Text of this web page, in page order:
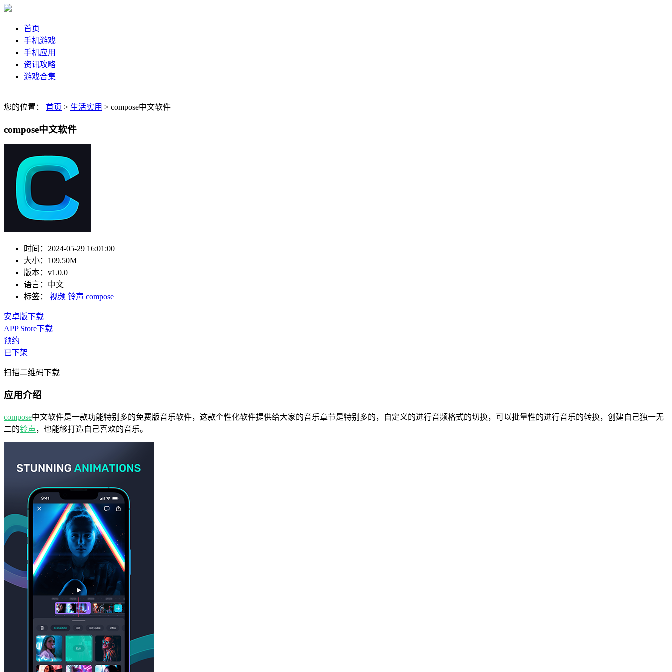
首页
手机游戏
手机应用
资讯攻略
游戏合集
您的位置： 首页 > 生活实用 > compose中文软件
compose中文软件
时间： 2024-05-29 16:01:00
大小： 109.50M
版本： v1.0.0
语言： 中文
标签：
视频 铃声 compose
安卓版下载
APP Store下载
预约
已下架
扫描二维码下载
应用介绍
compose中文软件是一款功能特别多的免费版音乐软件，这款个性化软件提供给大家的音乐章节是特别多的，自定义的进行音频格式的切换，可以批量性的进行音乐的转换，创建自己独一无
二的铃声，也能够打造自己喜欢的音乐。